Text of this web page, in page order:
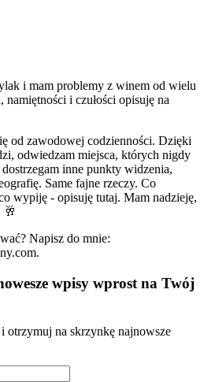
i mam problemy z winem od wielu
i czułości opisuję na
od zawodowej codzienności. Dzięki
odwiedzam miejsca, których nigdy
inne punkty widzenia,
Same fajne rzeczy. Co
wypiję - opisuję tutaj. Mam nadzieję,
🥂
Napisz do mnie:
wpisy wprost na Twój
otrzymuj na skrzynkę najnowsze